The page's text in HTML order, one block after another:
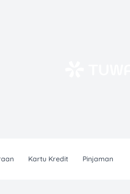
Kartu Kredit Pinjaman